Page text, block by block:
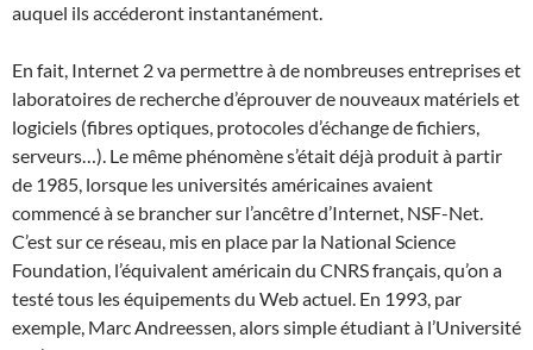
auquel ils accéderont instantanément.
En fait, Internet 2 va permettre à de nombreuses entreprises et
laboratoires de recherche d’éprouver de nouveaux matériels et
logiciels (fibres optiques, protocoles d’échange de fichiers,
serveurs…). Le même phénomène s’était déjà produit à partir
de 1985, lorsque les universités américaines avaient
commencé à se brancher sur l’ancêtre d’Internet, NSF-Net.
C’est sur ce réseau, mis en place par la National Science
Foundation, l’équivalent américain du CNRS français, qu’on a
testé tous les équipements du Web actuel. En 1993, par
exemple, Marc Andreessen, alors simple étudiant à l’Université